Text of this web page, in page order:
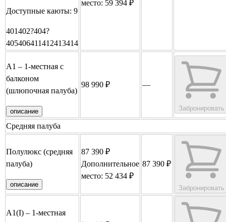
Доступные каюты: 9
401402?404?
405406411412413414
место: 59 394 ₽
А1 – 1-местная с
балконом
(шлюпочная палуба)
описание
98 990 ₽ —
Забронировать
Средняя палуба
Полулюкс (средняя
палуба)
описание
87 390 ₽
Дополнительное
место: 52 434 ₽
87 390 ₽
Забронировать
А1(I) – 1-местная